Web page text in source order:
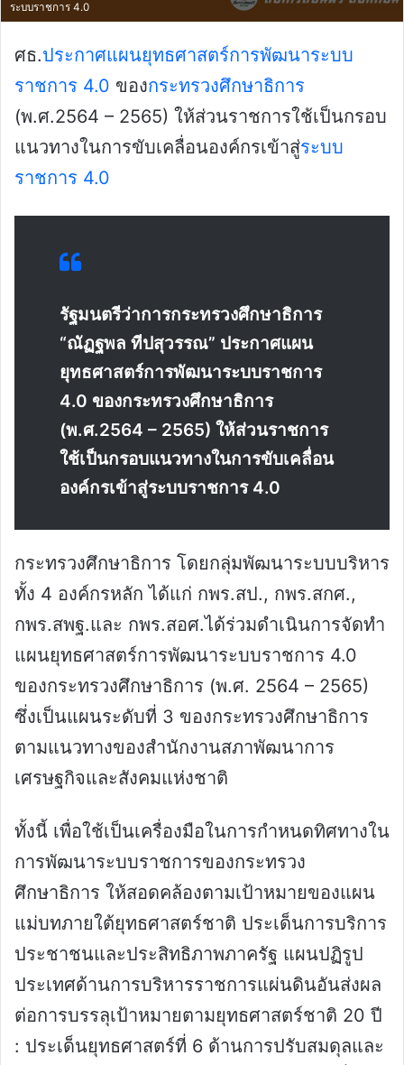
ระบบราชการ 4.0
ศธ.ประกาศแผนยุทธศาสตร์การพัฒนาระบบ
ราชการ 4.0 ของกระทรวงศึกษาธิการ
(พ.ศ.2564 – 2565) ให้ส่วนราชการใช้เป็นกรอบ
แนวทางในการขับเคลื่อนองค์กรเข้าสู่ระบบ
ราชการ 4.0
รัฐมนตรีว่าการกระทรวงศึกษาธิการ
“ณัฏฐพล ทีปสุวรรณ” ประกาศแผน
ยุทธศาสตร์การพัฒนาระบบราชการ
4.0 ของกระทรวงศึกษาธิการ
(พ.ศ.2564 – 2565) ให้ส่วนราชการ
ใช้เป็นกรอบแนวทางในการขับเคลื่อน
องค์กรเข้าสู่ระบบราชการ 4.0
กระทรวงศึกษาธิการ โดยกลุ่มพัฒนาระบบบริหาร
ทั้ง 4 องค์กรหลัก ได้แก่ กพร.สป., กพร.สกศ.,
กพร.สพฐ.และ กพร.สอศ.ได้ร่วมดำเนินการจัดทำ
แผนยุทธศาสตร์การพัฒนาระบบราชการ 4.0
ของกระทรวงศึกษาธิการ (พ.ศ. 2564 – 2565)
ซึ่งเป็นแผนระดับที่ 3 ของกระทรวงศึกษาธิการ
ตามแนวทางของสำนักงานสภาพัฒนาการ
เศรษฐกิจและสังคมแห่งชาติ
ทั้งนี้ เพื่อใช้เป็นเครื่องมือในการกำหนดทิศทางใน
การพัฒนาระบบราชการของกระทรวง
ศึกษาธิการ ให้สอดคล้องตามเป้าหมายของแผน
แม่บทภายใต้ยุทธศาสตร์ชาติ ประเด็นการบริการ
ประชาชนและประสิทธิภาพภาครัฐ แผนปฏิรูป
ประเทศด้านการบริหารราชการแผ่นดินอันส่งผล
ต่อการบรรลุเป้าหมายตามยุทธศาสตร์ชาติ 20 ปี
: ประเด็นยุทธศาสตร์ที่ 6 ด้านการปรับสมดุลและ